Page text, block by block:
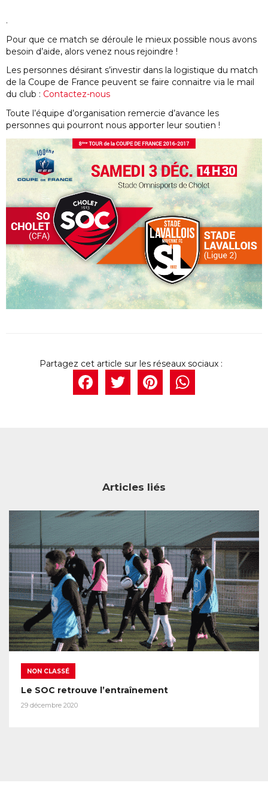
.
Pour que ce match se déroule le mieux possible nous avons
besoin d’aide, alors venez nous rejoindre !
Les personnes désirant s’investir dans la logistique du match
de la Coupe de France peuvent se faire connaitre via le mail
du club : Contactez-nous
Toute l’équipe d’organisation remercie d’avance les
personnes qui pourront nous apporter leur soutien !
Facebook
Twitter
Articles liés
NON CLASSÉ
Le SOC retrouve l’entraînement
29 décembre 2020